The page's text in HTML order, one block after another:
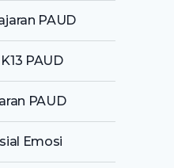
PAUD
PAUD
PAUD
Emosi